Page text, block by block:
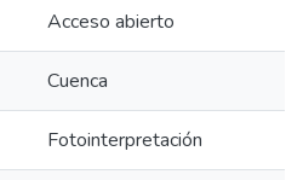
Acceso abierto
Cuenca
Fotointerpretación